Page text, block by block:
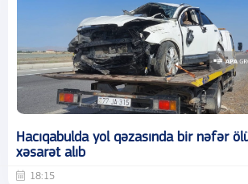
Hacıqabulda yol qəzasında bir nəfər
xəsarət alıb
18:15